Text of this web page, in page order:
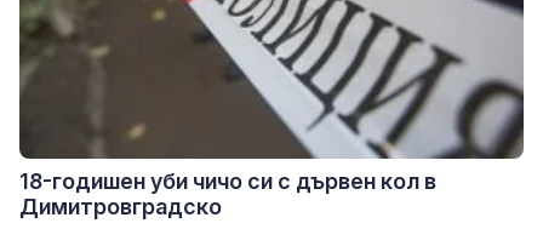
18-годишен уби чичо си с дървен кол в
Димитровградско